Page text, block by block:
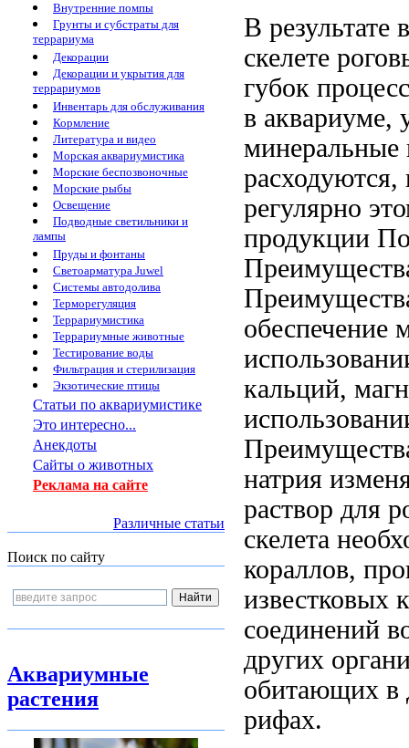
Внутренние помпы
Грунты и субстраты для
террариума
Декорации
Декорации и укрытия для
террариумов
Инвентарь для обслуживания
Кормление
Литература и видео
Морская аквариумистика
Морские беспозвоночные
Морские рыбы
Освещение
Подводные светильники и
лампы
Пруды и фонтаны
Светоарматура Juwel
Системы автодолива
Терморегуляция
Террариумистика
Террариумные животные
Тестирование воды
Фильтрация и стерилизация
Экзотические птицы
Статьи по аквариумистике
Это интересно...
Анекдоты
Сайты о животных
Реклама на сайте
Различные статьи
Поиск по сайту
Аквариумные
растения
В результате
скелете
губок
в аквариуме,
минеральные
регулярно
продукции
обеспечение
кальций,
натрия
раствор для
скелета
кораллов,
известковых
соединений
других
обитающих в
рифах.